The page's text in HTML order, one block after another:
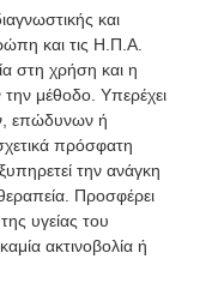
και
και τις Η.Π.Α.
στη χρήση και η
μέθοδο. Υπερέχει
επώδυνων ή
πρόσφατη
την ανάγκη
Προσφέρει
υγείας του
ακτινοβολία ή